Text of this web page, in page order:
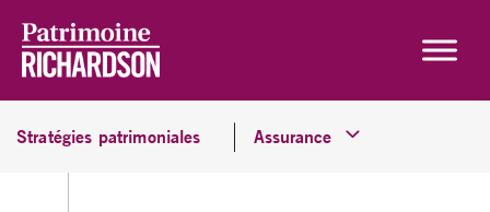
Stratégies patrimoniales Assurance